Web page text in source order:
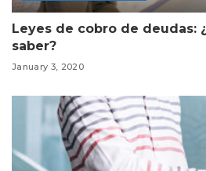
Leyes de cobro de deudas:
saber?
January 3, 2020